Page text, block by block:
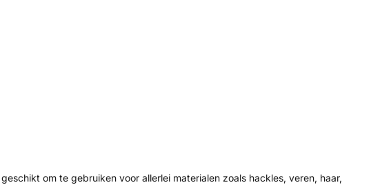
om te gebruiken voor allerlei materialen zoals hackles, veren, haar,